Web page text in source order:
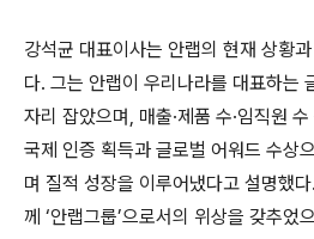
강석균 대표이사는 안랩의 현재 상황
다. 그는 안랩이 우리나라를 대표하는
자리 잡았으며 , 매출·제품 수·임직원
국제 인증 획득과 글로벌 어워드 수상
며 질적 성장을 이루어냈다고 설명했다.
께 ‘안랩그룹’으로서의 위상을 갖추었